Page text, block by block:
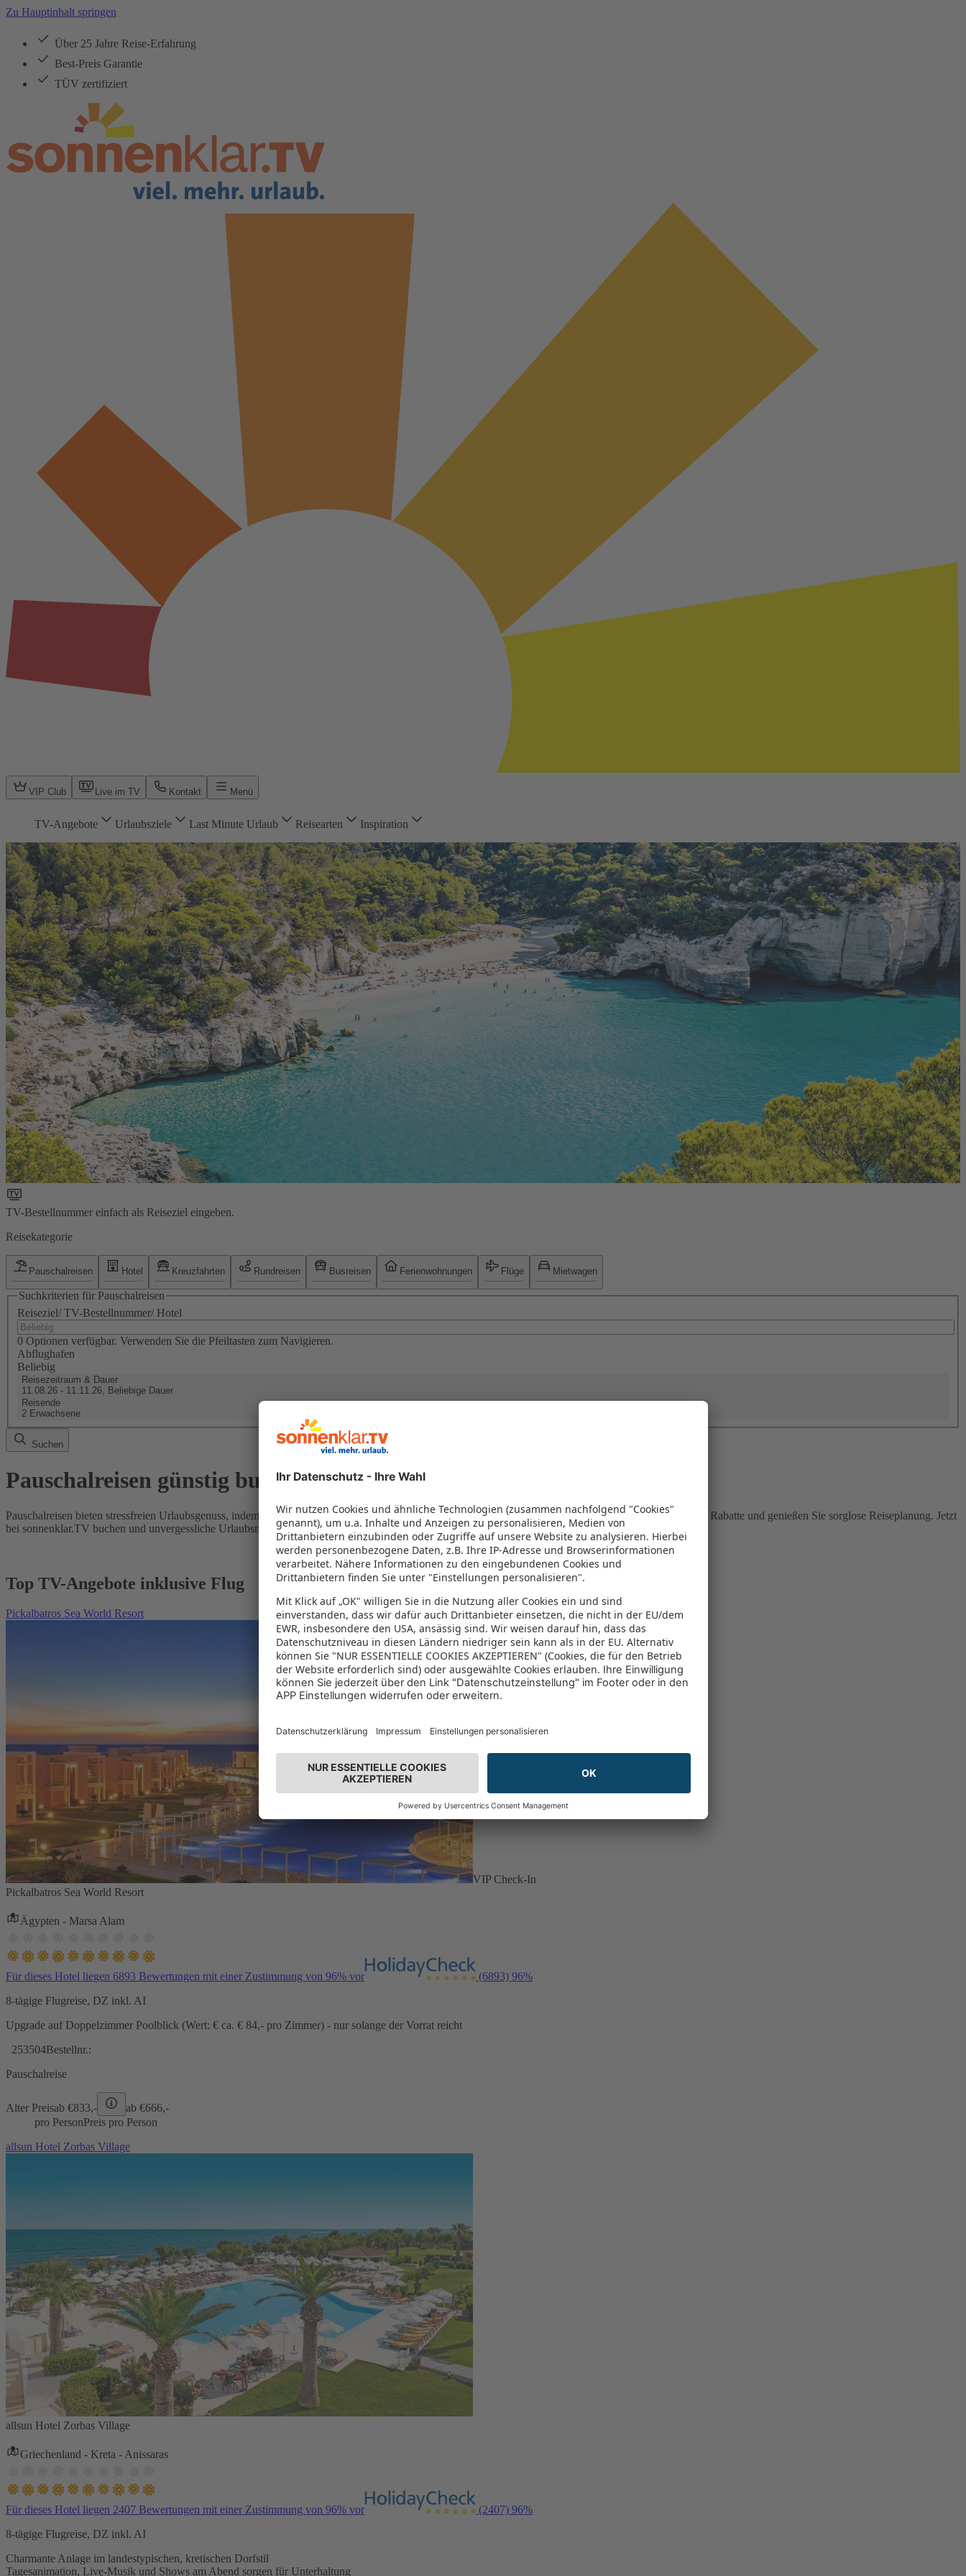
Zu Hauptinhalt springen
Über 25 Jahre Reise-Erfahrung
Best-Preis Garantie
TÜV zertifiziert
VIP Club Live im TV Kontakt Menü
TV-Angebote Urlaubsziele Last Minute Urlaub Reisearten Inspiration
TV-Bestellnummer einfach als Reiseziel eingeben.
Reisekategorie
Pauschalreisen Hotel Kreuzfahrten Rundreisen Busreisen Ferienwohnungen Flüge Mietwagen
Suchkriterien für Pauschalreisen
Reiseziel/ TV-Bestellnummer/ Hotel
0 Optionen verfügbar. Verwenden Sie die Pfeiltasten zum Navigieren.
Abflughafen
Beliebig
Reisezeitraum & Dauer
11.08.26 - 11.11.26, Beliebige Dauer
Reisende
2 Erwachsene
Suchen
Pauschalreisen günstig buchen
Pauschalreisen bieten stressfreien Urlaubsgenuss, indem Flug und Hotel in einem Paket kombiniert werden – das spart Zeit und Geld. Nutzen Sie attraktive Rabatte und genießen Sie sorglose Reiseplanung. Jetzt
bei sonnenklar.TV buchen und unvergessliche Urlaubsmomente erleben!
Top TV-Angebote inklusive Flug
Pickalbatros Sea World Resort
VIP Check-In
Pickalbatros Sea World Resort
Ägypten - Marsa Alam
Für dieses Hotel liegen 6893 Bewertungen mit einer Zustimmung von 96% vor (6893) 96%
8-tägige Flugreise, DZ inkl. AI
Upgrade auf Doppelzimmer Poolblick (Wert: € ca. € 84,- pro Zimmer) - nur solange der Vorrat reicht
253504Bestellnr.:
Pauschalreise
Alter Preisab €833,- ab €666,-
pro PersonPreis pro Person
allsun Hotel Zorbas Village
allsun Hotel Zorbas Village
Griechenland - Kreta - Anissaras
Für dieses Hotel liegen 2407 Bewertungen mit einer Zustimmung von 96% vor (2407) 96%
8-tägige Flugreise, DZ inkl. AI
Charmante Anlage im landestypischen, kretischen Dorfstil
Tagesanimation, Live-Musik und Shows am Abend sorgen für Unterhaltung